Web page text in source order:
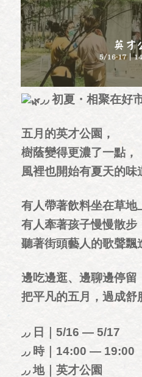
◞◞ 初夏・相聚在
五月的英才公園，
樹蔭變得更濃了一點，
風裡也開始有夏天的味
有人帶著飲料坐在草地
有人牽著孩子慢慢散步
聽著街頭藝人的歌聲飄
邊吃邊逛、邊聊邊停留
把平凡的五月，過成舒
◞◞ 日｜5/16 — 5/17
◞◞ 時｜14:00 — 19:00
◞◞ 地｜英才公園